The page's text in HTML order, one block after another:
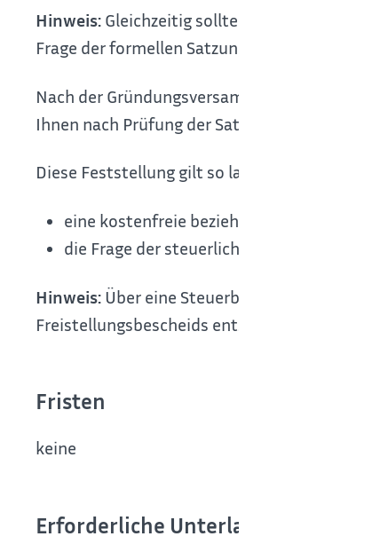
Hinweis: Gleichzeitig sollten Sie den
Frage der formellen Satzungsmäßigkeit zu
Nach der Gründungsversammlung können
Ihnen nach Prüfung der Satzung einen
Diese Feststellung gilt so lange
eine kostenfreie beziehungsweise
die Frage der steuerlichen Begünstigung
Hinweis: Über eine Steuerbefreiung wegen
Freistellungsbescheids entscheiden. Dies ist
Fristen
keine
Erforderliche Unterlagen